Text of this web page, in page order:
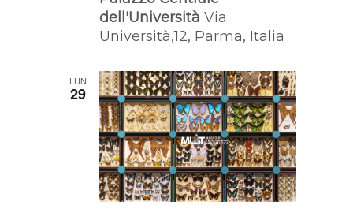
dell'UniversitàVia
Università,12, Parma, Italia
LUN
29